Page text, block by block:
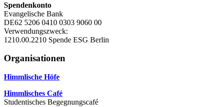
Spendenkonto
Evangelische Bank
DE62 5206 0410 0303 9060 00
Verwendungszweck:
1210.00.2210 Spende ESG Berlin
Organisationen
Himmlische Höfe
Himmlisches Café
Studentisches Begegnungscafé